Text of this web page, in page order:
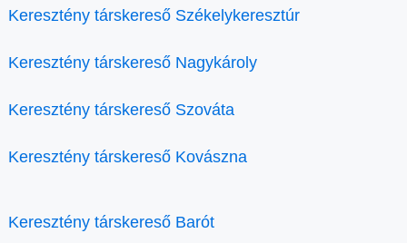
Keresztény társkereső Székelykeresztúr
Keresztény társkereső Nagykároly
Keresztény társkereső Szováta
Keresztény társkereső Kovászna
Keresztény társkereső Barót